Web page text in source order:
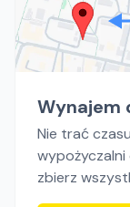
Wynajem
Nie trać
wypożyczalni
zbierz